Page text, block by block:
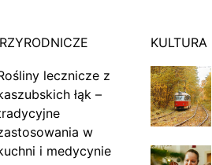
lecznicze z
łąk –
w
i medycynie